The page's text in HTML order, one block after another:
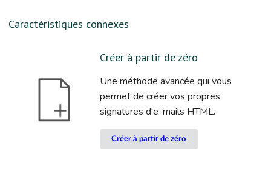
Caractéristiques connexes
Créer à partir de zéro
Une méthode avancée qui vous
permet de créer vos propres
signatures d'e-mails HTML.
Créer à partir de zéro